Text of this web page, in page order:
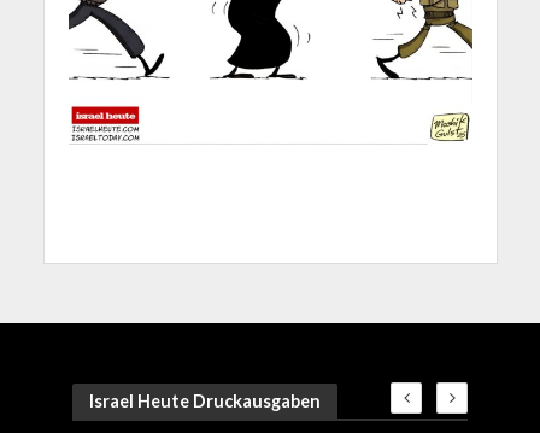
Israel Heute Druckausgaben